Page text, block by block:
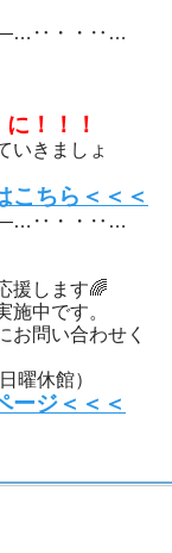
・・‥…
！！！
いきましょ
こちら＜＜＜
・・‥…
援します🌈
中です。
お問い合わせく
曜休館）
ージ＜＜＜